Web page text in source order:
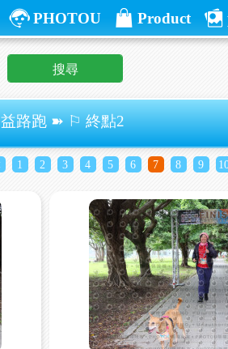
PHOTOU Product
搜尋
路跑 ➽ ⚐ 終點2
1 2 3 4 5 6 7 8 9